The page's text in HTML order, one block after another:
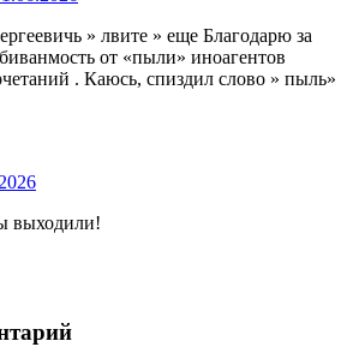
» лвите » еще Благодарю за
от «пыли» иноагентов
. Каюсь, спиздил слово » пыль»
выходили!